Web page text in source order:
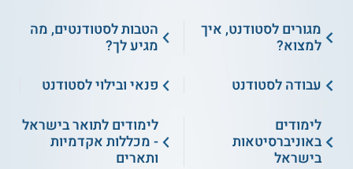
מגורים לסטודנט, איך
למצוא?
הטבות לסטודנטים, מה
מגיע לך?
עבודה לסטודנט
פנאי ובילוי לסטודנט
לימודים
באוניברסיטאות
בישראל
לימודים לתואר בישראל
- מכללות אקדמיות
ותארים